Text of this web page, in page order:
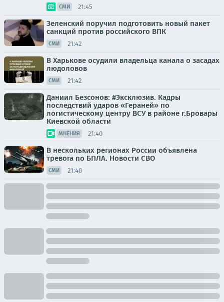
СМИ 21:45
Зеленский поручил подготовить новый пакет
санкций против российского ВПК
СМИ 21:42
В Харькове осудили владельца канала о засадах
людоловов
СМИ 21:42
Даниил Безсонов: #Эксклюзив. Кадры
последствий ударов «Гераней» по
логистическому центру ВСУ в районе г.Бровары
Киевской области
МНЕНИЯ 21:40
В нескольких регионах России объявлена
тревога по БПЛА. Новости СВО
СМИ 21:40